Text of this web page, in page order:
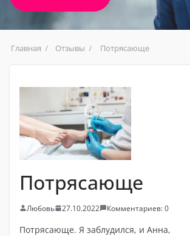
Главная Отзывы Потрясающе
Потрясающе
Любовь 27.10.2022 Комментариев: 0
Потрясающе. Я заблудился, и Анна,